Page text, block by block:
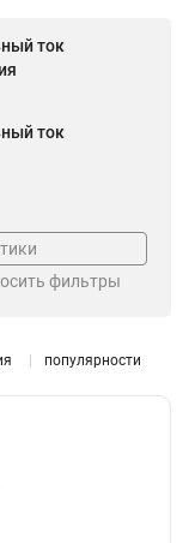
ток
ток
фильтры
популярности